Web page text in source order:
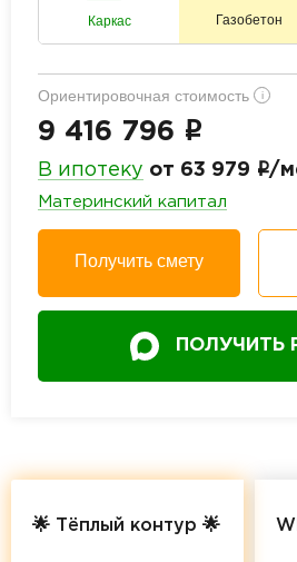
Каркас Газобетон
Ориентировочная стоимость i
9 416 796 i
В ипотеку от 63 979 i/
Материнский капитал
Получить смету
ПОЛУЧИТЬ
🌟 Тёплый контур 🌟